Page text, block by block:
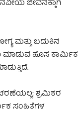
ಜೀವನಕ್ಕಾಗಿ
ಮತ್ತು ಬದುಕಿನ
ಮಾಡುವ ಹೊಸ ಕಾರ್ಮಿಕ
ಶ್ರಮಿಕರ
ಸಂಹಿತೆಗಳ